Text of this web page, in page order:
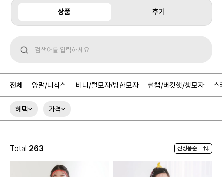
상품 후기
전체 양말/니삭스 비니/털모자/방한모자 썬캡/버킷햇/챙모자 스
혜택 가격
Total 263